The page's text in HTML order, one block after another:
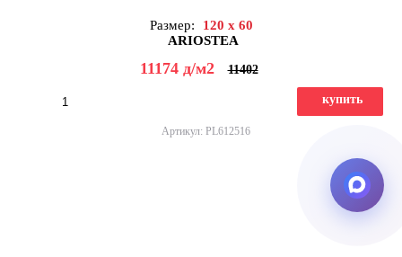
Размер:
120 x 60
ARIOSTEA
11174 д/м2 11402
купить
Артикул: PL612516